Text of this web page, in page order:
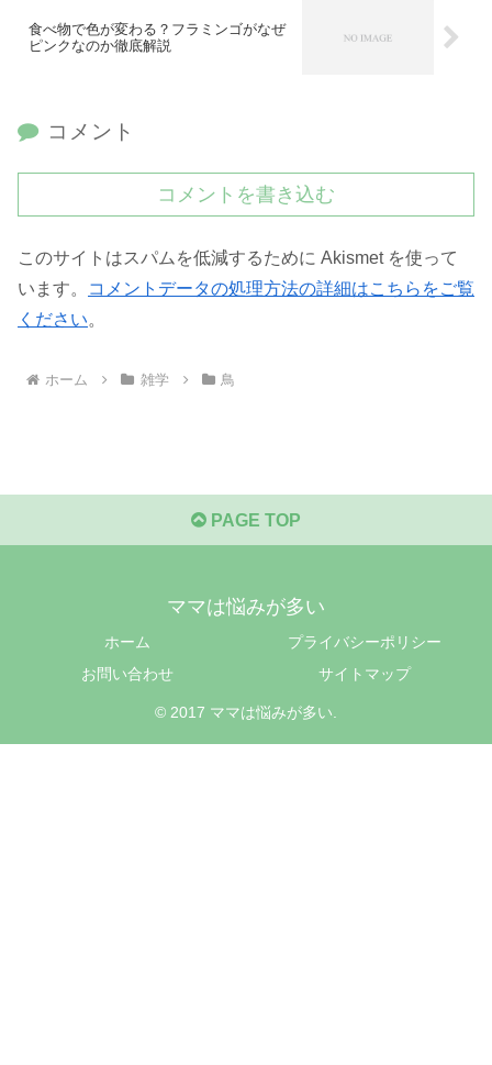
食べ物で色が変わる？フラミンゴがなぜ
ピンクなのか徹底解説
コメント
コメントを書き込む
このサイトはスパムを低減するために Akismet を使って
います。
コメントデータの処理方法の詳細はこちらをご覧
ください。
ホーム 雑学 鳥
PAGE TOP
ママは悩みが多い
ホーム
プライバシーポリシー
お問い合わせ
サイトマップ
© 2017 ママは悩みが多い.